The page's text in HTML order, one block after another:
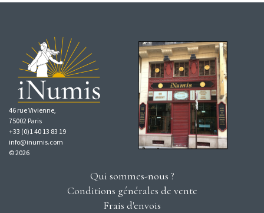
46 rue Vivienne,
75002 Paris
+33 (0)1 40 13 83 19
info@inumis.com
© 2026
Qui sommes-nous ?
Conditions générales de vente
Frais d'envois